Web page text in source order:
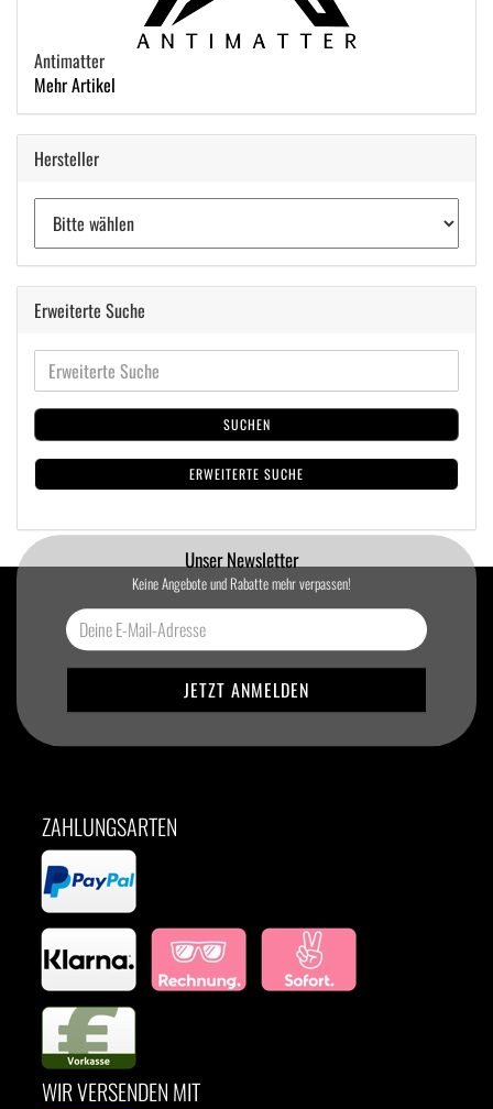
Antimatter
Mehr Artikel
Hersteller
Erweiterte Suche
SUCHEN
ERWEITERTE SUCHE
Unser Newsletter
Keine Angebote und Rabatte mehr verpassen!
ZAHLUNGSARTEN
WIR VERSENDEN MIT